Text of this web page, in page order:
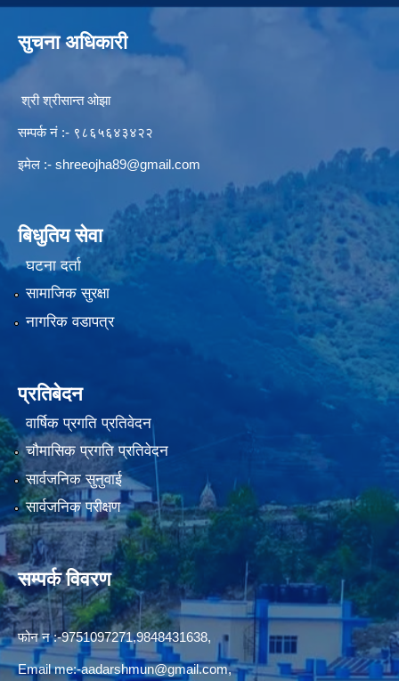
सुचना अधिकारी
श्री श्रीसान्त ओझा
सम्पर्क नं :- ९८६५६४३४२२
इमेल :- shreeojha89@gmail.com
बिधुतिय सेवा
घटना दर्ता
सामाजिक सुरक्षा
नागरिक वडापत्र
प्रतिबेदन
वार्षिक प्रगति प्रतिवेदन
चौमासिक प्रगति प्रतिवेदन
सार्वजनिक सुनुवाई
सार्वजनिक परीक्षण
सम्पर्क विवरण
फोन न‍‍‌ :-9751097271,9848431638,
Email me:-aadarshmun@gmail.com,